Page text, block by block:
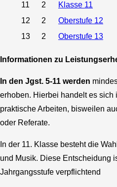
11
2
Klasse 11
12
2
Oberstufe 12
13
2 Oberstufe 13
Informationen zu
In den Jgst. 5-11 werden
erhoben. Hierbei handelt es sich
praktische Arbeiten, bisweilen
oder Referate.
In der 11. Klasse besteht die
und Musik. Diese Entscheidung
Jahrgangsstufe verpflichtend